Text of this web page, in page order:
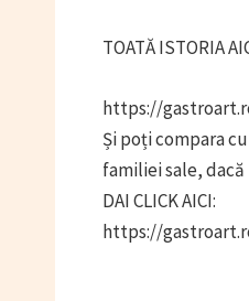
TOATĂ ISTORIA
https://
Și poți compara
familiei sale, dacă
DAI CLICK AICI:
https://